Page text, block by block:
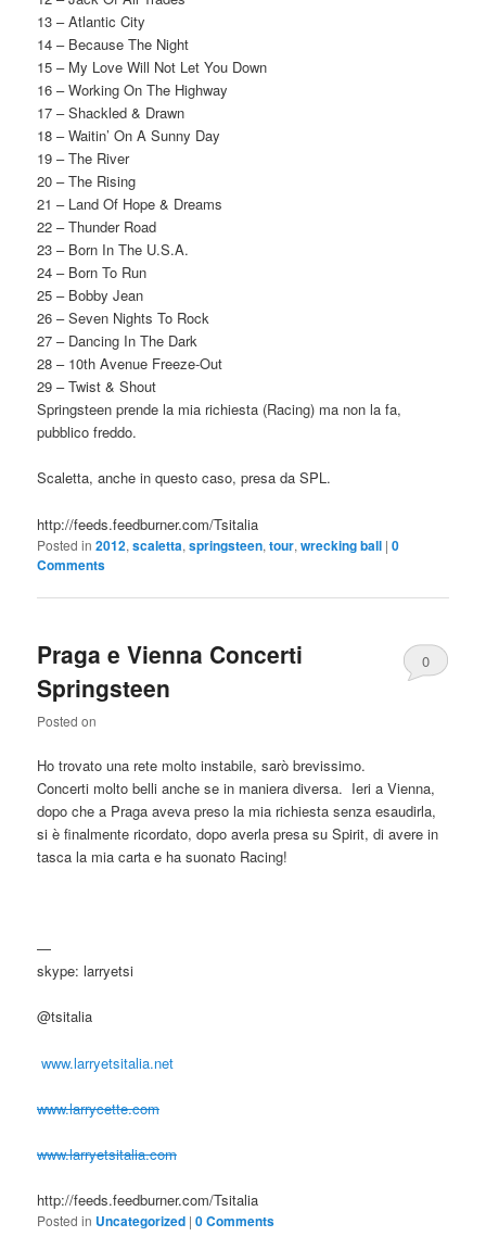
13 – Atlantic City
14 – Because The Night
15 – My Love Will Not Let You Down
16 – Working On The Highway
17 – Shackled & Drawn
18 – Waitin’ On A Sunny Day
19 – The River
20 – The Rising
21 – Land Of Hope & Dreams
22 – Thunder Road
23 – Born In The U.S.A.
24 – Born To Run
25 – Bobby Jean
26 – Seven Nights To Rock
27 – Dancing In The Dark
28 – 10th Avenue Freeze-Out
29 – Twist & Shout
Springsteen prende la mia richiesta (Racing) ma non la fa,
pubblico freddo.
Scaletta, anche in questo caso, presa da SPL.
http://feeds.feedburner.com/Tsitalia
Posted in 2012,scaletta,springsteen,tour,wrecking ball |0
Comments
Praga e Vienna Concerti
Springsteen
Posted on
0
Ho trovato una rete molto instabile, sarò brevissimo.
Concerti molto belli anche se in maniera diversa. Ieri a Vienna,
dopo che a Praga aveva preso la mia richiesta senza esaudirla,
si è finalmente ricordato, dopo averla presa su Spirit, di avere in
tasca la mia carta e ha suonato Racing!
—
skype: larryetsi
@tsitalia
www.larryetsitalia.net
www.larrycette.com
www.larryetsitalia.com
http://feeds.feedburner.com/Tsitalia
Posted in Uncategorized |0 Comments